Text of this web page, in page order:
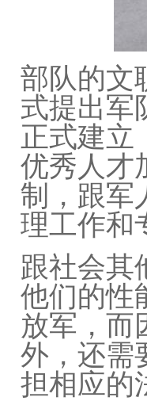
部队的文
式提出军
正式建立
优秀人才
制，跟军
理工作和
跟社会其
他们的性
放军，而
外，还需
担相应的